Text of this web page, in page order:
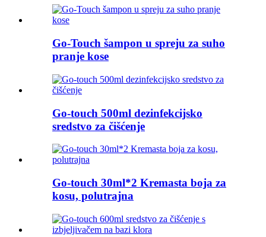
Go-Touch šampon u spreju za suho
pranje kose
Go-touch 500ml dezinfekcijsko
sredstvo za čišćenje
Go-touch 30ml*2 Kremasta boja za
kosu, polutrajna